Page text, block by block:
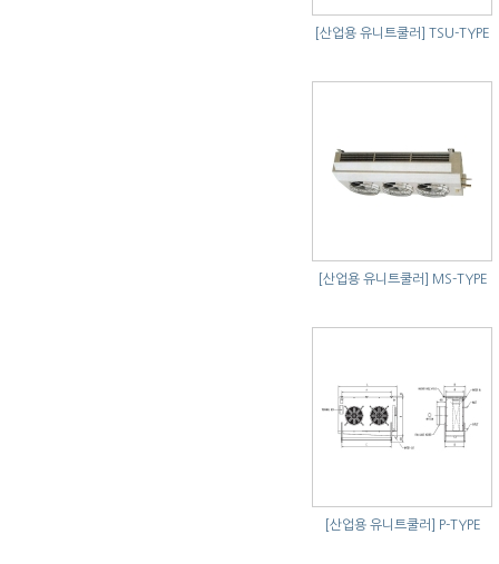
[산업용 유니트쿨러] TSU-TYPE
[산업용 유니트쿨러] MS-TYPE
[산업용 유니트쿨러] P-TYPE